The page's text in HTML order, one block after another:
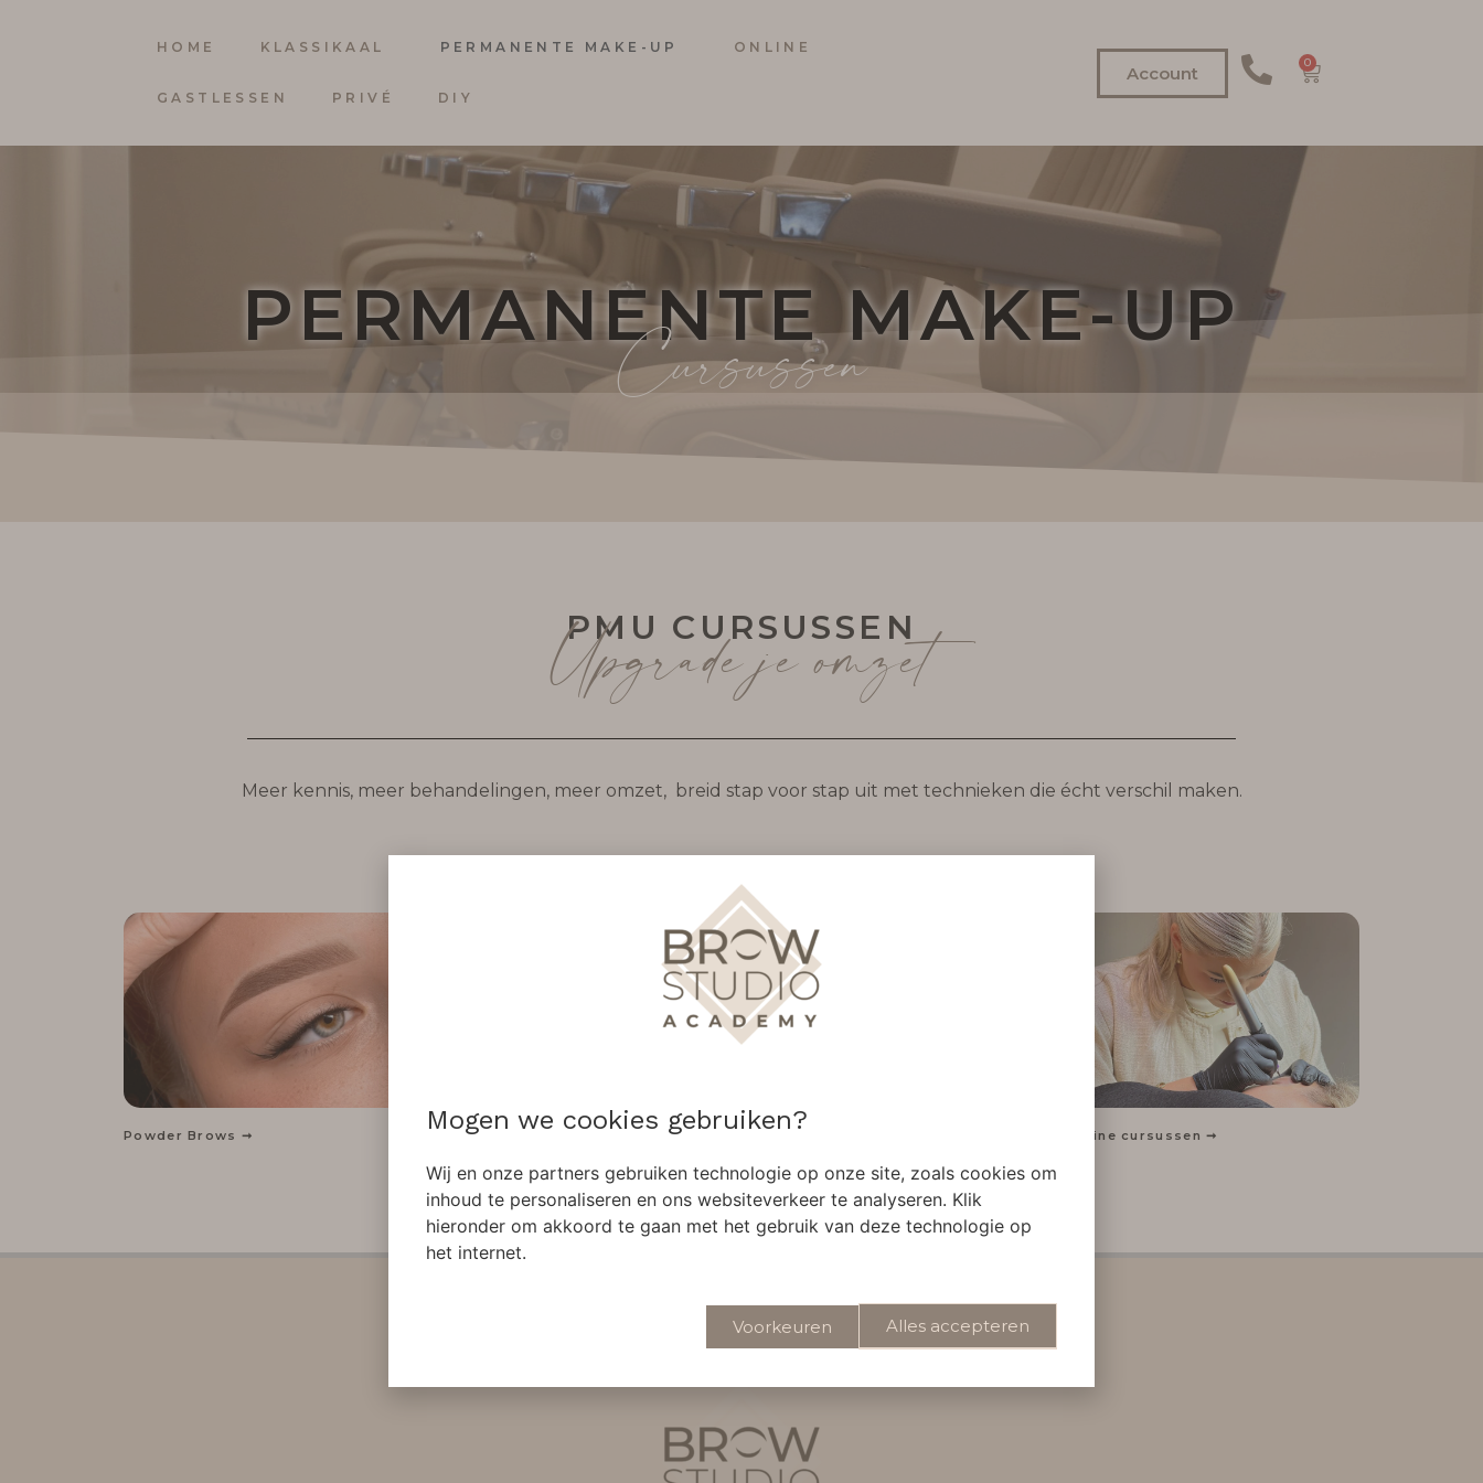
HOME KLASSIKAAL PERMANENTE MAKE-UP ONLINE
GASTLESSEN PRIVÉ DIY
Account 0
PERMANENTE MAKE-UP
Cursussen
PMU CURSUSSEN
Upgrade je omzet
Meer kennis, meer behandelingen, meer omzet, breid stap voor stap uit met technieken die écht verschil maken.
Powder Brows ➞ Infralash ➞ Online cursussen ➞
Mogen we cookies gebruiken?
Wij en onze partners gebruiken technologie op onze site, zoals cookies om
inhoud te personaliseren en ons websiteverkeer te analyseren. Klik
hieronder om akkoord te gaan met het gebruik van deze technologie op
het internet.
Voorkeuren Alles accepteren